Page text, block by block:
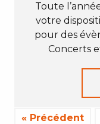
Toute
votre
pour des
Concerts
« Précédent